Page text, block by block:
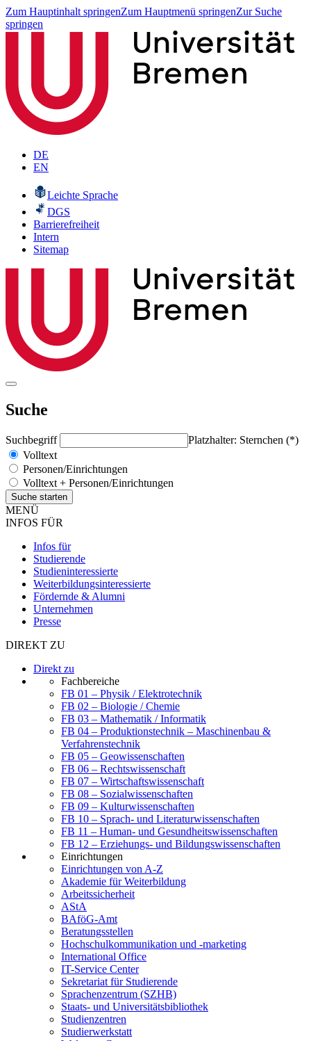
Zum Hauptinhalt springenZum Hauptmenü springenZur Suche
springen
DE
EN
Leichte Sprache
DGS
Barrierefreiheit
Intern
Sitemap
Suche
Suchbegriff
Platzhalter: Sternchen (*)
Volltext
Personen/Einrichtungen
Volltext + Personen/Einrichtungen
MENÜ
INFOS FÜR
Infos für
Studierende
Studieninteressierte
Weiterbildungsinteressierte
Fördernde & Alumni
Unternehmen
Presse
DIREKT ZU
Direkt zu
Fachbereiche
FB 01 – Physik / Elektrotechnik
FB 02 – Biologie / Chemie
FB 03 – Mathematik / Informatik
FB 04 – Produktionstechnik – Maschinenbau &
Verfahrenstechnik
FB 05 – Geowissenschaften
FB 06 – Rechtswissenschaft
FB 07 – Wirtschaftswissenschaft
FB 08 – Sozialwissenschaften
FB 09 – Kulturwissenschaften
FB 10 – Sprach- und Literaturwissenschaften
FB 11 – Human- und Gesundheitswissenschaften
FB 12 – Erziehungs- und Bildungswissenschaften
Einrichtungen
Einrichtungen von A-Z
Akademie für Weiterbildung
Arbeitssicherheit
AStA
BAföG-Amt
Beratungsstellen
Hochschulkommunikation und -marketing
International Office
IT-Service Center
Sekretariat für Studierende
Sprachenzentrum (SZHB)
Staats- und Universitätsbibliothek
Studienzentren
Studierwerkstatt